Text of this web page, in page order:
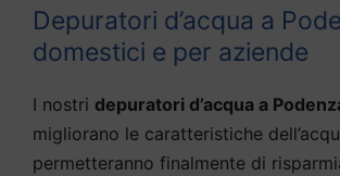
Depuratori d’acqua a
domestici e per aziende
I nostri depuratori d’acqua a
migliorano le caratteristiche
permetteranno finalmente di